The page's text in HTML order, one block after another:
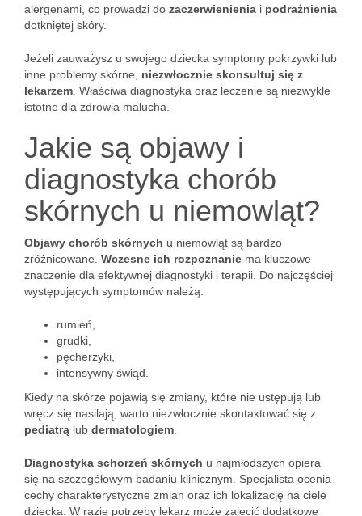
alergenami, co prowadzi do zaczerwienienia i podrażnienia
dotkniętej skóry.
Jeżeli zauważysz u swojego dziecka symptomy pokrzywki lub
inne problemy skórne, niezwłocznie skonsultuj się z
lekarzem . Właściwa diagnostyka oraz leczenie są niezwykle
istotne dla zdrowia malucha.
Jakie są objawy i
diagnostyka chorób
skórnych u niemowląt?
Objawy chorób skórnych u niemowląt są bardzo
zróżnicowane. Wczesne ich rozpoznanie ma kluczowe
znaczenie dla efektywnej diagnostyki i terapii. Do najczęściej
występujących symptomów należą:
rumień,
grudki,
pęcherzyki,
intensywny świąd.
Kiedy na skórze pojawią się zmiany, które nie ustępują lub
wręcz się nasilają, warto niezwłocznie skontaktować się z
pediatrą lub dermatologiem
Diagnostyka schorzeń skórnych u najmłodszych opiera
się na szczegółowym badaniu klinicznym. Specjalista ocenia
cechy charakterystyczne zmian oraz ich lokalizację na ciele
dziecka. W razie potrzeby lekarz może zalecić dodatkowe